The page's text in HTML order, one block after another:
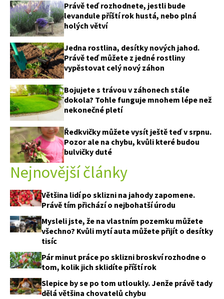
Právě teď rozhodnete, jestli bude
levandule příští rok hustá, nebo plná
holých větví
Jedna rostlina, desítky nových jahod.
Právě teď můžete z jedné rostliny
vypěstovat celý nový záhon
Bojujete s trávou v záhonech stále
dokola? Tohle funguje mnohem lépe než
nekonečné pletí
Ředkvičky můžete vysít ještě teď v srpnu.
Pozor ale na chybu, kvůli které budou
bulvičky duté
Nejnovější články
Většina lidí po sklizni na jahody zapomene.
Právě tím přichází o nejbohatší úrodu
Mysleli jste, že na vlastním pozemku můžete
všechno? Kvůli mytí auta můžete přijít o desítky
tisíc
Pár minut práce po sklizni broskví rozhodne o
tom, kolik jich sklidíte příští rok
Slepice by se po tom utloukly. Jenže právě tady
dělá většina chovatelů chybu